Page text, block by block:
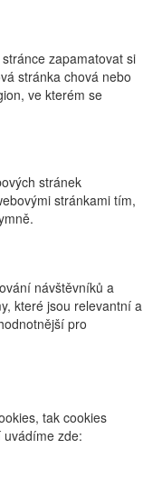
zapamatovat si
stránka chová nebo
ve kterém se
stránek
stránkami tím,
návštěvníků a
které jsou relevantní a
pro
tak cookies
zde: